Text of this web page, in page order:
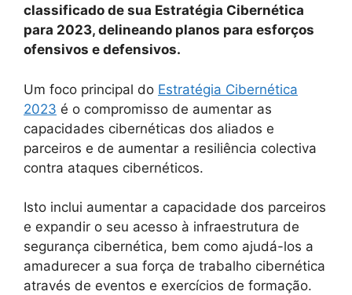
classificado de sua Estratégia Cibernética
para 2023, delineando planos para esforços
ofensivos e defensivos.
Um foco principal do Estratégia Cibernética
2023 é o compromisso de aumentar as
capacidades cibernéticas dos aliados e
parceiros e de aumentar a resiliência colectiva
contra ataques cibernéticos.
Isto inclui aumentar a capacidade dos parceiros
e expandir o seu acesso à infraestrutura de
segurança cibernética, bem como ajudá-los a
amadurecer a sua força de trabalho cibernética
através de eventos e exercícios de formação.